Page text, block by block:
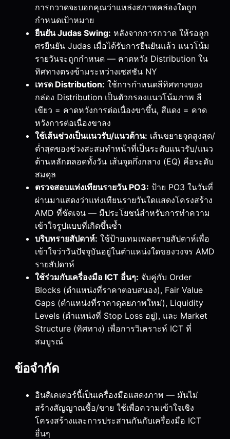
การกวาดจะบอกคุณว่าแหล่งสภาพคล่องใดถูก
กำหนดเป้าหมาย
ยืนยัน Judas Swing: หลังจากการกวาด ให้รอลูก
ศรยืนยัน Judas เมื่อได้รับการยืนยันแล้ว แนวโน้ม
รายวันจะถูกกำหนด — คาดหวัง Distribution ใน
ทิศทางตรงข้ามระหว่างเซสชัน NY
เทรด Distribution: ใช้การกำหนดสีทิศทางของ
กล่อง Distribution เป็นตัวกรองแนวโน้มภาพ สี
เขียว = คาดหวังการต่อเนื่องขาขึ้น, สีแดง = คาด
หวังการต่อเนื่องขาลง
ใช้เส้นช่วงเป็นแนวรับ/แนวต้าน: เส้นขยายจุดสูงสุด/
ต่ำสุดของช่วงสะสมทำหน้าที่เป็นระดับแนวรับ/แนว
ต้านหลักตลอดทั้งวัน เส้นจุดกึ่งกลาง (EQ) คือระดับ
สมดุล
ตรวจสอบแท่งเทียนรายวัน PO3: ป้าย PO3 ในวันที่
ผ่านมาแสดงว่าแท่งเทียนรายวันใดแสดงโครงสร้าง
AMD ที่ชัดเจน — มีประโยชน์สำหรับการทำความ
เข้าใจรูปแบบที่เกิดขึ้นซ้ำ
บริบทรายสัปดาห์: ใช้ป้ายเทมเพลตรายสัปดาห์เพื่อ
เข้าใจว่าวันปัจจุบันอยู่ในตำแหน่งใดของวงจร AMD
รายสัปดาห์
ใช้ร่วมกับเครื่องมือ ICT อื่นๆ: จับคู่กับ Order
Blocks (ตำแหน่งที่ราคาตอบสนอง), Fair Value
Gaps (ตำแหน่งที่ราคาดุลยภาพใหม่), Liquidity
Levels (ตำแหน่งที่ Stop Loss อยู่), และ Market
Structure (ทิศทาง) เพื่อการวิเคราะห์ ICT ที่
สมบูรณ์
ข้อจำกัด
อินดิเคเตอร์นี้เป็นเครื่องมือแสดงภาพ — มันไม่
สร้างสัญญาณซื้อ/ขาย ใช้เพื่อความเข้าใจเชิง
โครงสร้างและการประสานกันกับเครื่องมือ ICT
อื่นๆ